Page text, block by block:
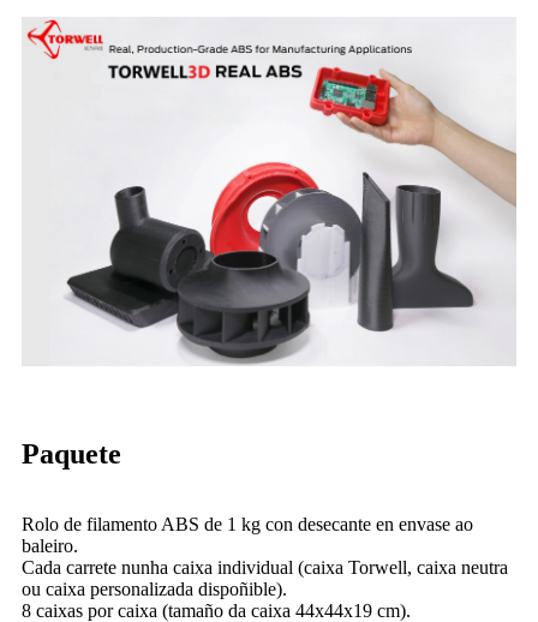
Paquete
Rolo de filamento ABS de 1 kg con desecante en envase ao
baleiro.
Cada carrete nunha caixa individual (caixa Torwell, caixa neutra
ou caixa personalizada dispoñible).
8 caixas por caixa (tamaño da caixa 44x44x19 cm).